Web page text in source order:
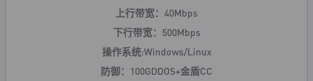
上行带宽：40Mbps
下行带宽：500Mbps
操作系统:Windows/Linux
防御：100GDDOS+金盾CC